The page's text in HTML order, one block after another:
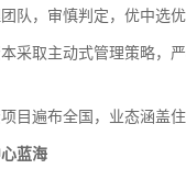
队，审慎判定，优中选优
取主动式管理策略，严
遍布全国，业态涵盖住
蓝海